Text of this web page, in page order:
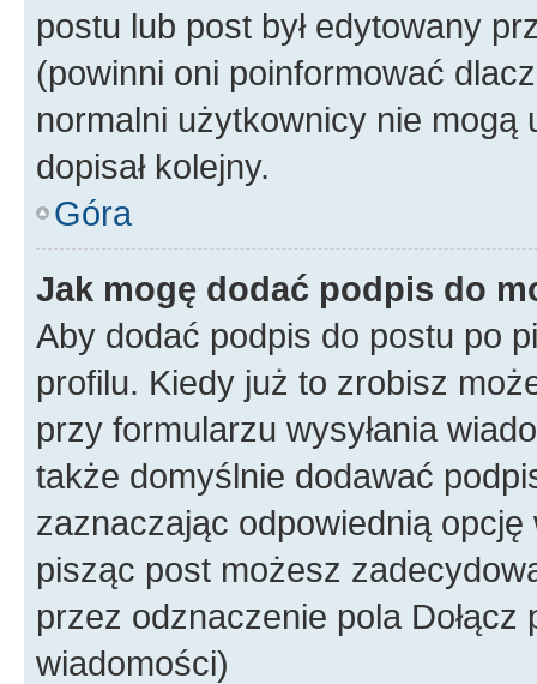
postu lub post był edytowany
(powinni oni poinformować
normalni użytkownicy nie
dopisał kolejny.
Góra
Jak mogę dodać podpis do
Aby dodać podpis do postu po
profilu. Kiedy już to zrobisz
przy formularzu wysyłania
także domyślnie dodawać
zaznaczając odpowiednią
pisząc post możesz
przez odznaczenie pola
wiadomości)